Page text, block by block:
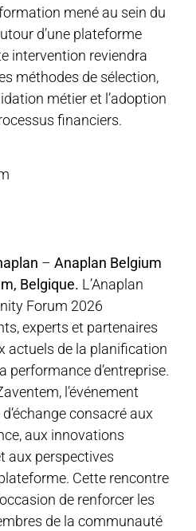
mené au sein du
d’une plateforme
intervention reviendra
méthodes de sélection,
métier et l’adoption
financiers.
– Anaplan Belgium
Belgique. L’Anaplan
Forum 2026
experts et partenaires
actuels de la planification
performance d’entreprise.
l’événement
consacré aux
aux innovations
aux perspectives
Cette rencontre
de renforcer les
de la communauté